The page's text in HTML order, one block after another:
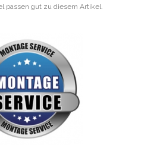
passen gut zu diesem Artikel.